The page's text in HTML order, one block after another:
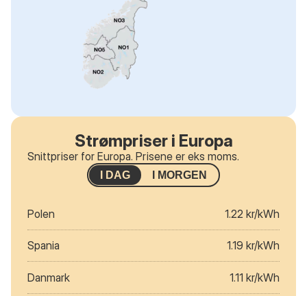
Strømpriser i Europa
Snittpriser for Europa. Prisene er eks moms.
I DAG I MORGEN
Polen 1.22 kr/kWh
Spania 1.19 kr/kWh
Danmark 1.11 kr/kWh